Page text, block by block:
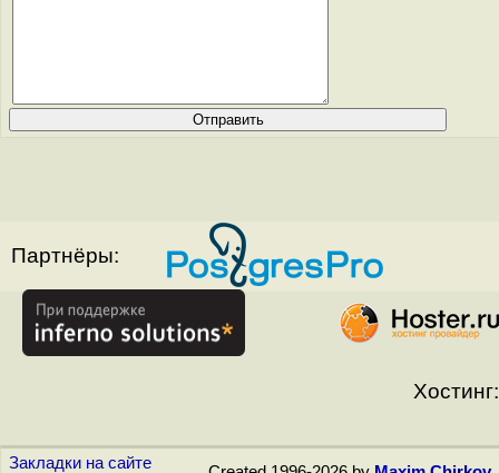
Партнёры:
Хостинг:
Закладки на сайте